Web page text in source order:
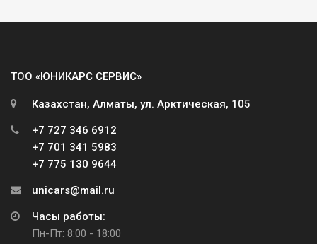
ТОО «ЮНИКАРС СЕРВИС»
Казахстан, Алматы, ул. Арктическая, 105
+7 727 346 6912
+7 701 341 5983
+7 775 130 9644
unicars@mail.ru
Часы работы:
Пн-Пт: 8:00 - 18:00